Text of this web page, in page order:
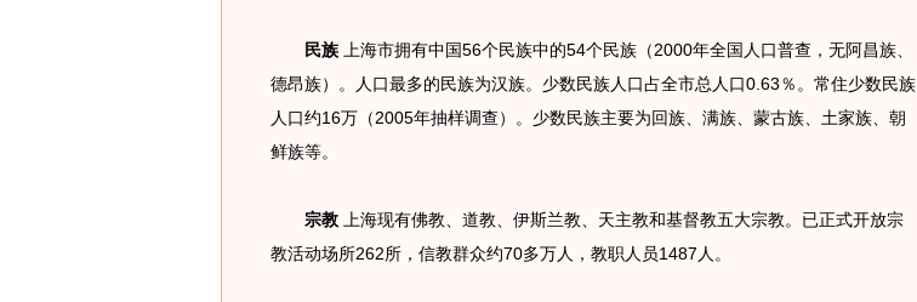
民族 上海市拥有中国56个民族中的54个民族（2000年全国人口普查，无阿昌族、
德昂族）。人口最多的民族为汉族。少数民族人口占全市总人口0.63％。常住少数民族
人口约16万（2005年抽样调查）。少数民族主要为回族、满族、蒙古族、土家族、朝
鲜族等。
宗教 上海现有佛教、道教、伊斯兰教、天主教和基督教五大宗教。已正式开放宗
教活动场所262所，信教群众约70多万人，教职人员1487人。